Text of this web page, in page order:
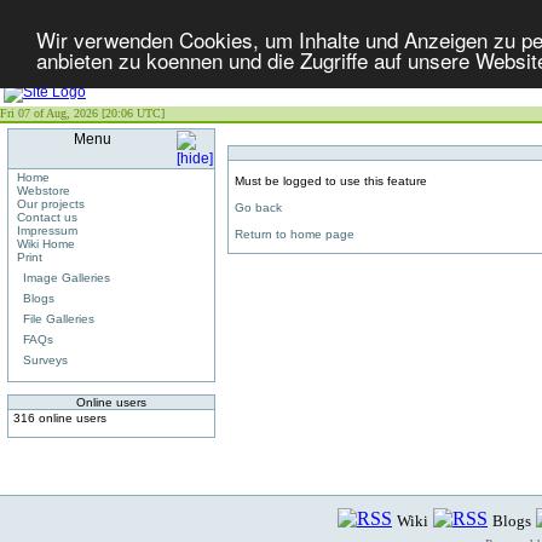
Wir verwenden Cookies, um Inhalte und Anzeigen zu
anbieten zu koennen und die Zugriffe auf unsere
Fri 07 of Aug, 2026 [20:06 UTC]
Menu
Home
Webstore
Our projects
Contact us
Impressum
Wiki Home
Print
Image Galleries
Blogs
File Galleries
FAQs
Surveys
Online users
316 online users
Must be logged to use this feature
Go back
Return to home page
Wiki Blogs